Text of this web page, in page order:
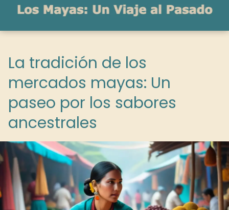
La tradición de los
mercados mayas: Un
paseo por los sabores
ancestrales